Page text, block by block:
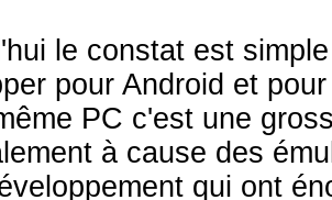
le constat est
pour Android et
PC c'est une
à cause des
qui ont